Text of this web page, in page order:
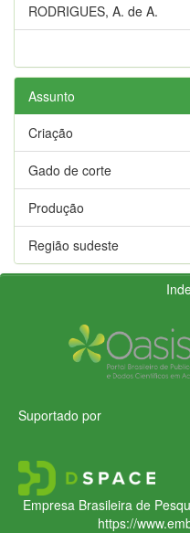
RODRIGUES, A. de A.
Assunto
Criação
Gado de corte
Produção
Região sudeste
Suportado por
Empresa Brasileira de
https://